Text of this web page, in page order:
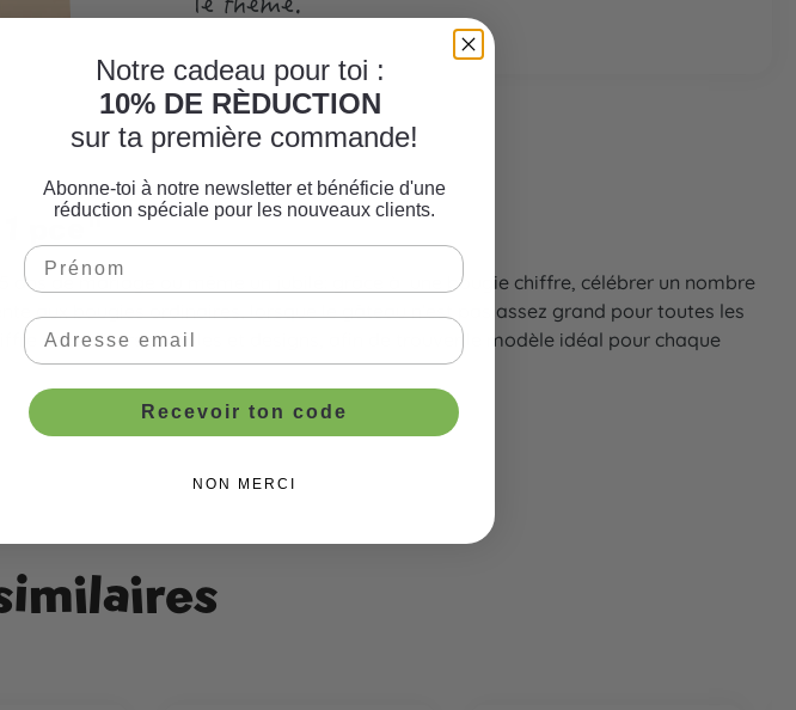
pce"
de mariage ou même un jubilé: grâce à une bougie chiffre, célébrer un nombre
aux bougies ordinaires, lorsque le gâteau n'est pas assez grand pour toutes les
sous diverses tailles et designs, afin de trouver le modèle idéal pour chaque
Notre cadeau pour toi :
10% DE RÈDUCTION
sur ta première commande!
Abonne-toi à notre newsletter et bénéficie d'une
réduction spéciale pour les nouveaux clients.
Recevoir ton code
NON MERCI